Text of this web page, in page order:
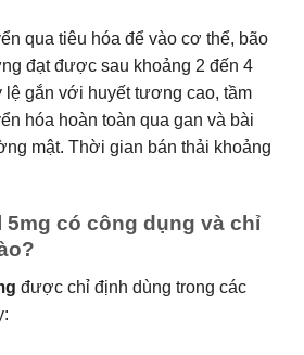
qua tiêu hóa để vào cơ thể, bão
đạt được sau khoảng 2 đến 4
lệ gắn với huyết tương cao, tầm
hóa hoàn toàn qua gan và bài
mật. Thời gian bán thải khoảng
5mg có công dụng và chỉ
được chỉ định dùng trong các